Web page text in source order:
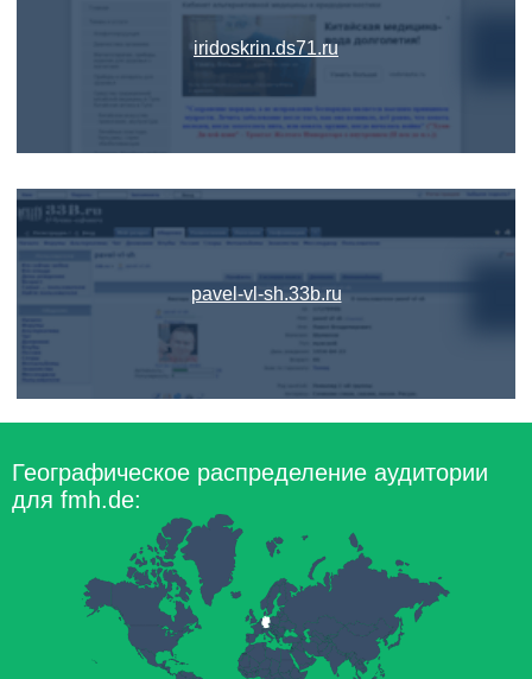
iridoskrin.ds71.ru
pavel-vl-sh.33b.ru
Географическое распределение аудитории
для fmh.de: